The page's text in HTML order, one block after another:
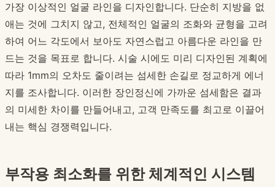
가장 이상적인 얼굴 라인을 디자인합니다. 단순히 지방을 없
애는 것에 그치지 않고, 전체적인 얼굴의 조화와 균형을 고려
하여 어느 각도에서 보아도 자연스럽고 아름다운 라인을 만
드는 것을 목표로 합니다. 시술 시에도 미리 디자인된 계획에
따라 1mm의 오차도 줄이려는 섬세한 손길로 정교하게 에너
지를 조사합니다. 이러한 장인정신에 가까운 섬세함은 결과
의 미세한 차이를 만들어내고, 고객 만족도를 최고로 이끌어
내는 핵심 경쟁력입니다.
부작용 최소화를 위한 체계적인 시스템